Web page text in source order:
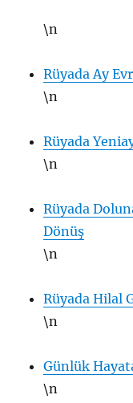
\n
Rüyada Ay
\n
Rüyada
\n
Rüyada
Dönüş
\n
Rüyada Hilal
\n
Günlük
\n